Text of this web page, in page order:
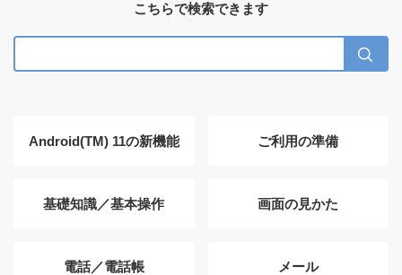
こちらで検索できます
Android(TM) 11の新機能 ご利用の準備
基礎知識／基本操作 画面の見かた
電話／電話帳 メール